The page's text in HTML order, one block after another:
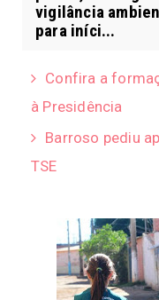
vigilância
para iníci...
Confira a
à Presidência
Barroso pediu
TSE